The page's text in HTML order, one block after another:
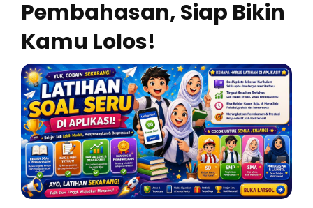
Pembahasan, Siap Bikin
Kamu Lolos!